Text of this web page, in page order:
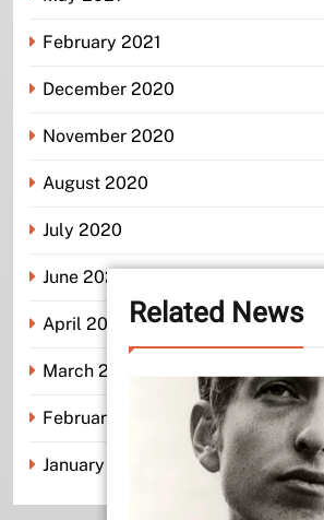
Related News
February 2021
December 2020
November 2020
August 2020
July 2020
June 2020
April 2020
March 2020
February 2020
January 2020